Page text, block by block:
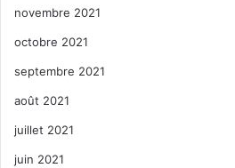
novembre 2021
octobre 2021
septembre 2021
août 2021
juillet 2021
juin 2021